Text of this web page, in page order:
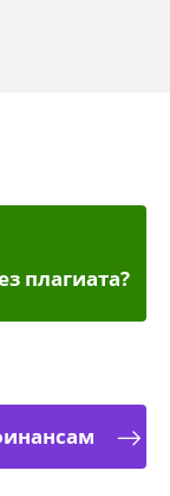
плагиата?